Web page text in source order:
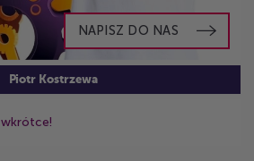
NAPISZ DO NAS
Piotr Kostrzewa
wkrótce!